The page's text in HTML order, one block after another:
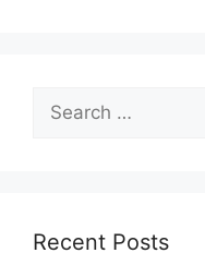
for:
Recent Posts